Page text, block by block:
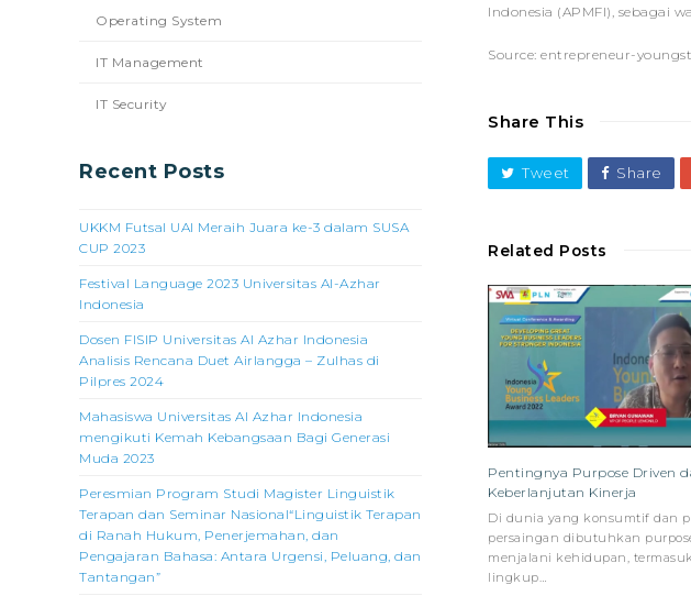
Indonesia (APMFI), sebagai
Source: entrepreneur-
Share This
Tweet Share
Related Posts
Pentingnya Purpose Driven
Keberlanjutan Kinerja
Di dunia yang konsumtif dan
persaingan dibutuhkan
menjalani kehidupan,
lingkup…
Operating System
IT Management
IT Security
Recent Posts
UKKM Futsal UAI Meraih Juara ke-3 dalam SUSA
CUP 2023
Festival Language 2023 Universitas Al-Azhar
Indonesia
Dosen FISIP Universitas Al Azhar Indonesia
Analisis Rencana Duet Airlangga – Zulhas di
Pilpres 2024
Mahasiswa Universitas Al Azhar Indonesia
mengikuti Kemah Kebangsaan Bagi Generasi
Muda 2023
Peresmian Program Studi Magister Linguistik
Terapan dan Seminar Nasional“Linguistik Terapan
di Ranah Hukum, Penerjemahan, dan
Pengajaran Bahasa: Antara Urgensi, Peluang, dan
Tantangan”